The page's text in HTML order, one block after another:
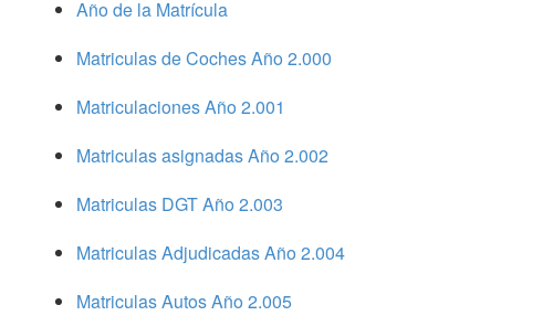
Año de la Matrícula
Matriculas de Coches Año 2.000
Matriculaciones Año 2.001
Matriculas asignadas Año 2.002
Matriculas DGT Año 2.003
Matriculas Adjudicadas Año 2.004
Matriculas Autos Año 2.005